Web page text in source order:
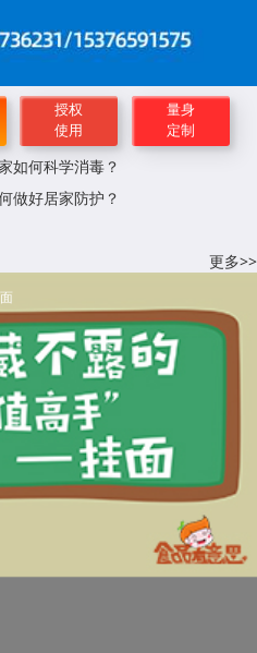
授权
使用
量身
定制
如何科学消毒？
做好居家防护？
更多>>